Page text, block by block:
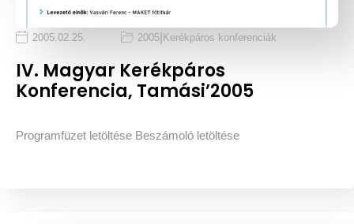
2005.02.25. 2005 Kerékpáros konferenciák
IV. Magyar Kerékpáros
Konferencia, Tamási’2005
Programfüzet letöltése Beszámoló letöltése